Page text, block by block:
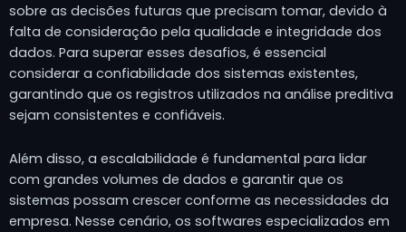
sobre as decisões futuras que precisam tomar, devido à
falta de consideração pela qualidade e integridade dos
dados. Para superar esses desafios, é essencial
considerar a confiabilidade dos sistemas existentes,
garantindo que os registros utilizados na análise preditiva
sejam consistentes e confiáveis.
Além disso, a escalabilidade é fundamental para lidar
com grandes volumes de dados e garantir que os
sistemas possam crescer conforme as necessidades da
empresa. Nesse cenário, os softwares especializados em